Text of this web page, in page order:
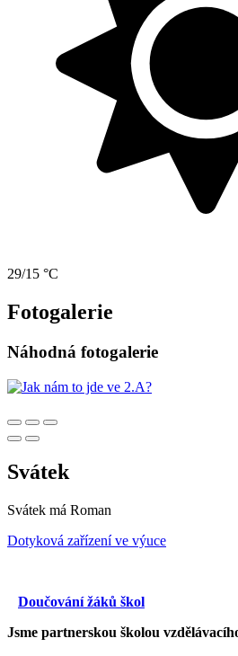
29/15 °C
Fotogalerie
Náhodná fotogalerie
Svátek
Svátek má Roman
Dotyková zařízení ve výuce
Doučování žáků škol
Jsme partnerskou školou